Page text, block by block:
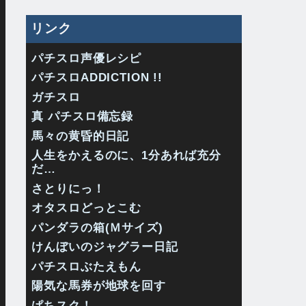
リンク
パチスロ声優レシピ
パチスロADDICTION !!
ガチスロ
真 パチスロ備忘録
馬々の黄昏的日記
人生をかえるのに、1分あれば充分
だ…
さとりにっ！
オタスロどっとこむ
パンダラの箱(Ｍサイズ)
けんぼいのジャグラー日記
パチスロぶたえもん
陽気な馬券が地球を回す